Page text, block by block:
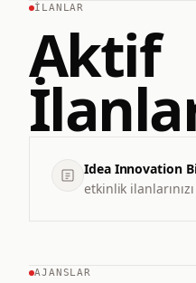
İLANLAR
Aktif
Idea Innovation
etkinlik
AJANSLAR